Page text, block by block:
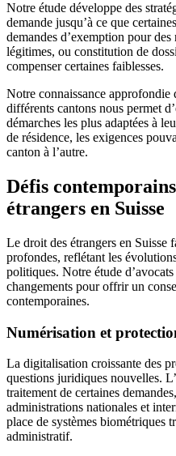
Notre étude développe des
demande jusqu’à ce que
demandes d’exemption pour
légitimes, ou constitution de
compenser certaines faiblesses.
Notre connaissance approfondie
différents cantons nous permet
démarches les plus adaptées à
de résidence, les exigences
canton à l’autre.
Défis
étrangers en Suisse
Le droit des étrangers en Suisse
profondes, reflétant les
politiques. Notre étude
changements pour offrir un
contemporaines.
Numérisation et
La digitalisation croissante des
questions juridiques nouvelles.
traitement de certaines
administrations nationales et
place de systèmes biométriques
administratif.